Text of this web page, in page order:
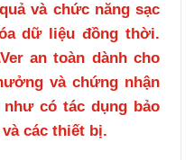
và chức năng sạc
dữ liệu đồng thời.
an toàn dành cho
và chứng nhận
có tác dụng bảo
các thiết bị.